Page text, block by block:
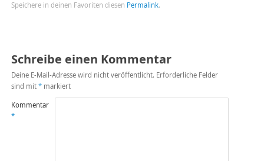
Speichere in deinen Favoriten diesen Permalink.
Schreibe einen Kommentar
Deine E-Mail-Adresse wird nicht veröffentlicht. Erforderliche Felder
sind mit *markiert
Kommentar
*